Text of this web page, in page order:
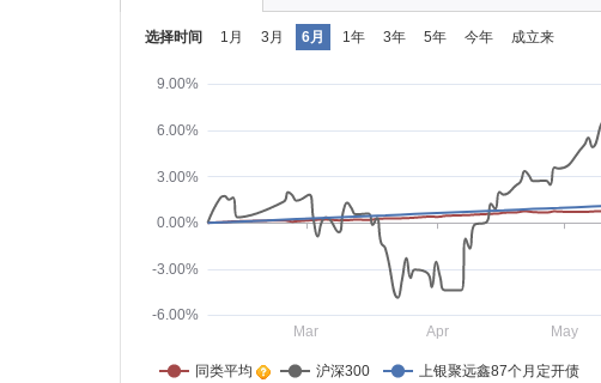
选择时间 1月 3月 6月 1年 3年 5年 今年 成立来
-6.00%
-3.00%
0.00%
3.00%
6.00%
9.00%
Mar Apr May
同类平均 沪深300 上银聚远鑫87个月定开债